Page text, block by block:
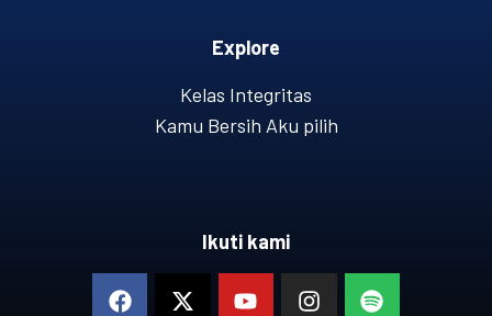
Explore
Kelas Integritas
Kamu Bersih Aku pilih
Ikuti kami